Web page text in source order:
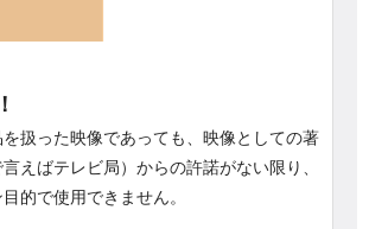
扱った映像であっても、映像としての著
えばテレビ局）からの許諾がない限り、
的で使用できません。